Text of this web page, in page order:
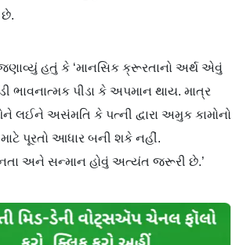
જણાવ્યું હતું કે ‘માનસિક ક્રૂરતાનો અર્થ એવું
ભાવનાત્મક પીડા કે અપમાન થાય. માત્ર
લઈને અસંમતિ કે પત્ની દ્વારા અમુક કામોનો
પૂરતો આધાર બની શકે નહીં.
અને સન્માન હોવું અત્યંત જરૂરી છે.’